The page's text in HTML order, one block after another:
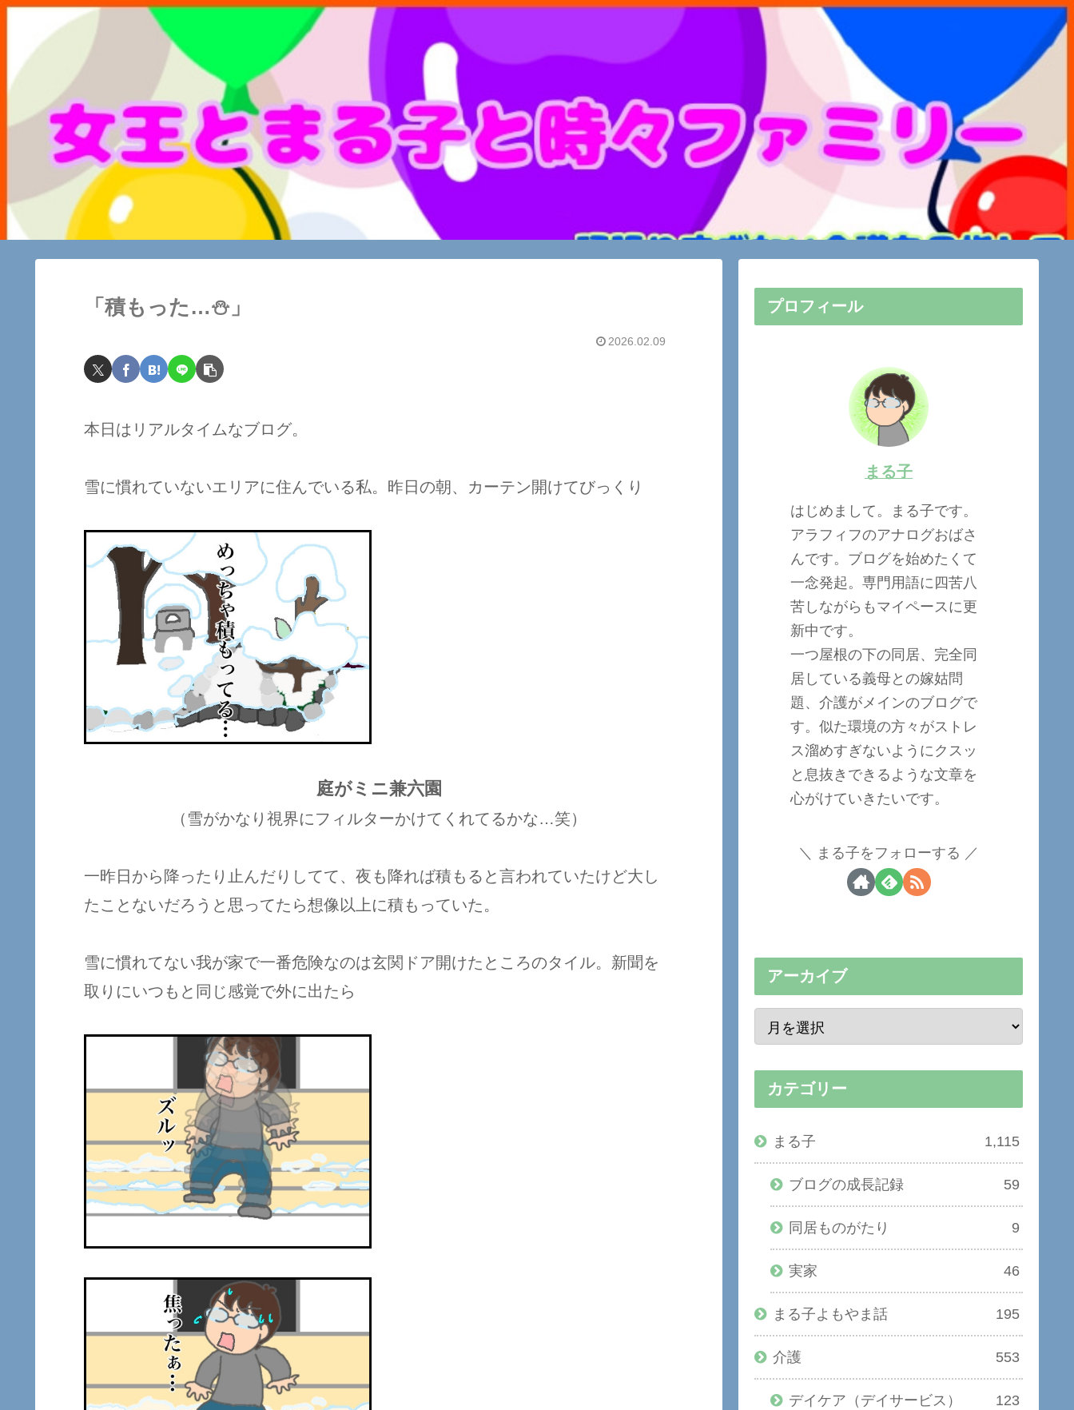
「積もった…⛄️」
2026.02.09
本日はリアルタイムなブログ。
雪に慣れていないエリアに住んでいる私。昨日の朝、カーテン開けてびっくり
庭がミニ兼六園
（雪がかなり視界にフィルターかけてくれてるかな…笑）
一昨日から降ったり止んだりしてて、夜も降れば積もると言われていたけど大し
たことないだろうと思ってたら想像以上に積もっていた。
雪に慣れてない我が家で一番危険なのは玄関ドア開けたところのタイル。新聞を
取りにいつもと同じ感覚で外に出たら
プロフィール
まる子
はじめまして。まる子です。
アラフィフのアナログおばさ
んです。ブログを始めたくて
一念発起。専門用語に四苦八
苦しながらもマイペースに更
新中です。
一つ屋根の下の同居、完全同
居している義母との嫁姑問
題、介護がメインのブログで
す。似た環境の方々がストレ
ス溜めすぎないようにクスッ
と息抜きできるような文章を
心がけていきたいです。
まる子をフォローする
アーカイブ
カテゴリー
まる子 1,115
ブログの成長記録 59
同居ものがたり 9
実家 46
まる子よもやま話 195
介護 553
デイケア（デイサービス） 123